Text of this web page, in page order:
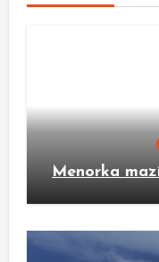
Menorka